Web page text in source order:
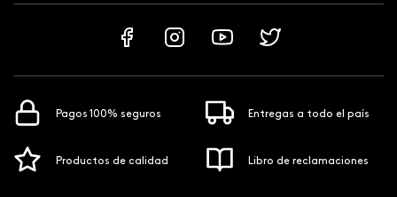
Pagos 100% seguros Entregas a todo el país
Productos de calidad Libro de reclamaciones